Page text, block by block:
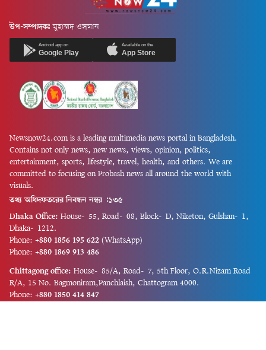
উপ-সম্পাদকঃ মুহাম্মদ ওসমান
Android app on
Google Play
Available on the
App Store
Newsnow24.com is a leading multimedia news portal in Bangladesh.
Contains not only news, new news, views, opinion, politics,
entertainment, sports, lifestyle, travel, health, and others. We are
committed to focusing on Probash news all around the world with
visuals.
তথ্য অধিদফতরের নিবন্ধন নম্বর :১৩৫
Dhaka Office: House-55, Road-08, Block-D, Niketon, Gulshan-1,
Dhaka-1212.
Phone: +880 1856 195 622 (WhatsApp)
Phone: +880 1869 913 486
Chittagong office: House-85/A, Road-7, 5th Floor, O.R.Nizam Road
R/A, 15 No. Bagmoniram,Panchlaish, Chattogram 4000.
Phone: +880 1850 414 847